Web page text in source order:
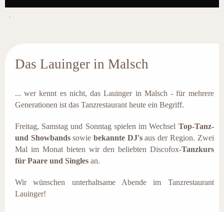
Das Lauinger in Malsch
... wer kennt es nicht, das Lauinger in Malsch - für mehrere
Generationen ist das Tanzrestaurant heute ein Begriff.
Freitag, Samstag und Sonntag spielen im Wechsel Top-Tanz-
und Showbandssowiebekannte DJ'saus der Region. Zwei
Mal im Monat bieten wir den beliebten Discofox-Tanzkurs
für Paare und Singles an.
Wir wünschen unterhaltsame Abende im Tanzrestaurant
Lauinger!